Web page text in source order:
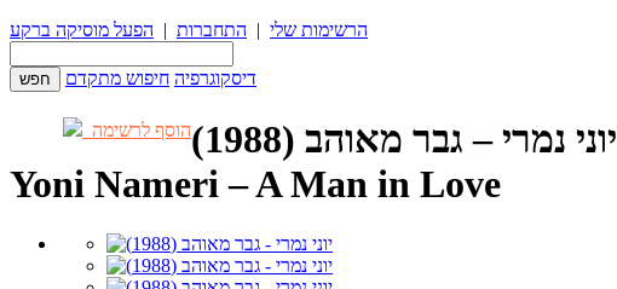
הרשימות שלי | התחברות | הפעל מוסיקה ברקע
דיסקוגרפיה חיפוש מתקדם
הוסף לרשימה
יוני נמרי – גבר מאוהב (1988)
Yoni Nameri – A Man in Love